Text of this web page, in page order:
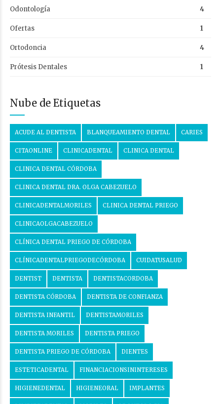
Odontología 4
Ofertas 1
Ortodoncia 4
Prótesis Dentales 1
Nube de Etiquetas
ACUDE AL DENTISTA BLANQUEAMIENTO DENTAL CARIES
CITAONLINE CLINICADENTAL CLINICA DENTAL
CLINICA DENTAL CÓRDOBA
CLINICA DENTAL DRA. OLGA CABEZUELO
CLINICADENTALMORILES CLINICA DENTAL PRIEGO
CLINICAOLGACABEZUELO
CLÍNICA DENTAL PRIEGO DE CÓRDOBA
CLÍNICADENTALPRIEGODECÓRDOBA CUIDATUSALUD
DENTIST DENTISTA DENTISTACORDOBA
DENTISTA CÓRDOBA DENTISTA DE CONFIANZA
DENTISTA INFANTIL DENTISTAMORILES
DENTISTA MORILES DENTISTA PRIEGO
DENTISTA PRIEGO DE CÓRDOBA DIENTES
ESTETICADENTAL FINANCIACIONSININTERESES
HIGIENEDENTAL HIGIENEORAL IMPLANTES